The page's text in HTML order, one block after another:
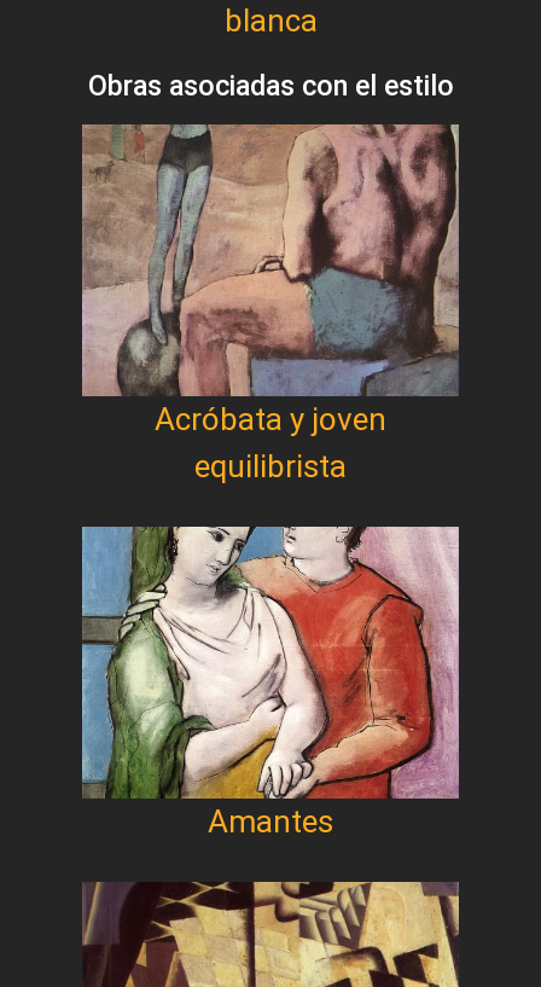
blanca
Obras asociadas con el estilo
Acróbata y joven
equilibrista
Amantes